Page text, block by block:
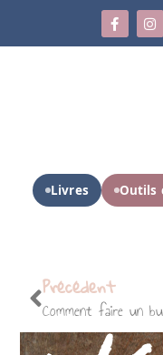
Livres Outils
Précédent